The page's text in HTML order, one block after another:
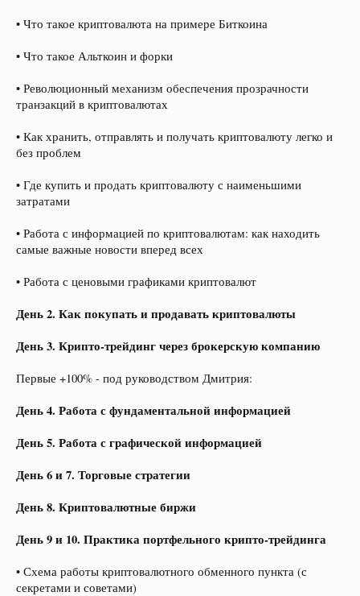
• Что такое криптовалюта на примере Биткоина
• Что такое Альткоин и форки
• Революционный механизм обеспечения прозрачности
транзакций в криптовалютах
• Как хранить, отправлять и получать криптовалюту легко и
без проблем
• Где купить и продать криптовалюту с наименьшими
затратами
• Работа с информацией по криптовалютам: как находить
самые важные новости вперед всех
• Работа с ценовыми графиками криптовалют
День 2. Как покупать и продавать криптовалюты
День 3. Крипто-трейдинг через брокерскую компанию
Первые +100% - под руководством Дмитрия:
День 4. Работа с фундаментальной информацией
День 5. Работа с графической информацией
День 6 и 7. Торговые стратегии
День 8. Криптовалютные биржи
День 9 и 10. Практика портфельного крипто-трейдинга
• Схема работы криптовалютного обменного пункта (с
секретами и советами)